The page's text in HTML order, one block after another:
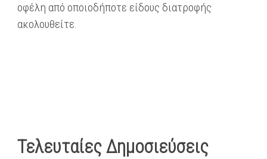
οφέλη από οποιοδήποτε είδους διατροφής
ακολουθείτε.
Τελευταίες Δημοσιεύσεις